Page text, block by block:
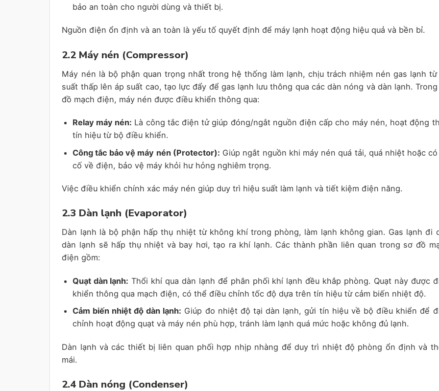
bảo an toàn cho người dùng và thiết bị.
Nguồn điện ổn định và an toàn là yếu tố quyết định để máy lạnh hoạt động hiệu quả và bền bỉ.
2.2 Máy nén (Compressor)
Máy nén là bộ phận quan trọng nhất trong hệ thống làm lạnh, chịu trách nhiệm nén gas lạnh từ
suất thấp lên áp suất cao, tạo lực đẩy để gas lạnh lưu thông qua các dàn nóng và dàn lạnh.
đồ mạch điện, máy nén được điều khiển thông qua:
Relay máy nén: Là công tắc điện tử giúp đóng/ngắt nguồn điện cấp cho máy nén, hoạt động
tín hiệu từ bộ điều khiển.
Công tắc bảo vệ máy nén (Protector): Giúp ngắt nguồn khi máy nén quá tải, quá nhiệt hoặc
cố về điện, bảo vệ máy khỏi hư hỏng nghiêm trọng.
Việc điều khiển chính xác máy nén giúp duy trì hiệu suất làm lạnh và tiết kiệm điện năng.
2.3 Dàn lạnh (Evaporator)
Dàn lạnh là bộ phận hấp thụ nhiệt từ không khí trong phòng, làm lạnh không gian. Gas lạnh đi
dàn lạnh sẽ hấp thụ nhiệt và bay hơi, tạo ra khí lạnh. Các thành phần liên quan trong sơ đồ
điện gồm:
Quạt dàn lạnh: Thổi khí qua dàn lạnh để phân phối khí lạnh đều khắp phòng. Quạt này được
khiển thông qua mạch điện, có thể điều chỉnh tốc độ dựa trên tín hiệu từ cảm biến nhiệt độ.
Cảm biến nhiệt độ dàn lạnh: Giúp đo nhiệt độ tại dàn lạnh, gửi tín hiệu về bộ điều khiển để
chỉnh hoạt động quạt và máy nén phù hợp, tránh làm lạnh quá mức hoặc không đủ lạnh.
Dàn lạnh và các thiết bị liên quan phối hợp nhịp nhàng để duy trì nhiệt độ phòng ổn định và
mái.
2.4 Dàn nóng (Condenser)